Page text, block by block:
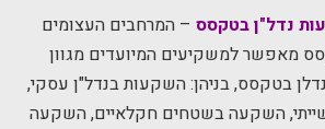
נדל"ן בטקסס – המרחבים העצומים
מאפשר למשקיעים המיועדים מגוון
בטקסס, בניהן: השקעות בנדל"ן עסקי,
השקעה בשטחים חקלאיים, השקעה